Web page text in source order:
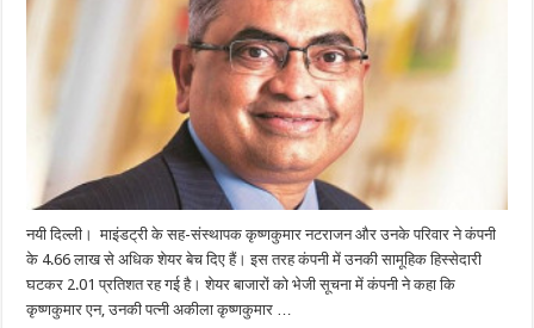
नयी दिल्ली। माइंडट्री के सह-संस्थापक कृष्णकुमार नटराजन और उनके परिवार ने कंपनी
के 4.66 लाख से अधिक शेयर बेच दिए हैं। इस तरह कंपनी में उनकी सामूहिक हिस्सेदारी
घटकर 2.01 प्रतिशत रह गई है। शेयर बाजारों को भेजी सूचना में कंपनी ने कहा कि
कृष्णकुमार एन, उनकी पत्नी अकीला कृष्णकुमार …